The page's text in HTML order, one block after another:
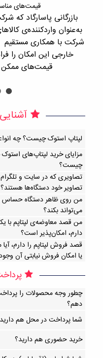
قیمت‌های
بازرگانی پاسارگاد که
به‌عنوان واردکننده‌ی
شرکت با همکاری مستقیم
خارجی این امکان را
قیمت‌های ممکن
لپتاپ استوک چیست؟ چه
مزایای خرید لپتاپ‌های
چیست؟
تصاویری که در سایت و
تصاویر خود دستگاه‌ها هستند؟
من روی ظاهر دستگاه حساس
می‌تواند بکند؟
من قصد معاوضه‌ی لپتاپم با
دارم، امکان‌پذیر است؟
قصد فروش لپتاپم را دارم، آیا
یا امکان فروش نیابتی آن
چطور وجه محصولات را
دهم؟
شما پرداخت در محل هم
خرید حضوری هم دارید؟